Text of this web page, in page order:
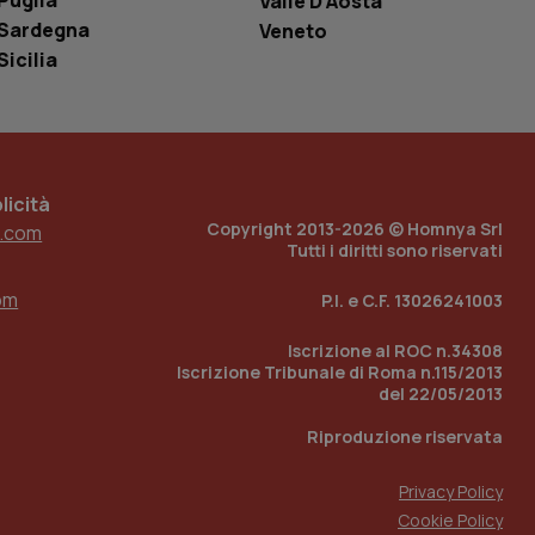
Veneto
Copyright 2013-2026 © Homnya Srl
Tutti i diritti sono riservati
P.I. e C.F. 13026241003
Iscrizione al ROC n.34308
Iscrizione Tribunale di Roma n.115/2013
del 22/05/2013
Riproduzione riservata
Privacy Policy
Cookie Policy
di
traccia
la gestione
dell’esperienza
per abilitare il
con identity